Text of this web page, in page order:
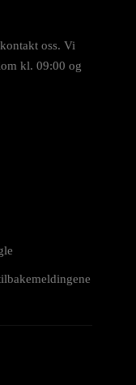
oss. Vi
kl. 09:00 og